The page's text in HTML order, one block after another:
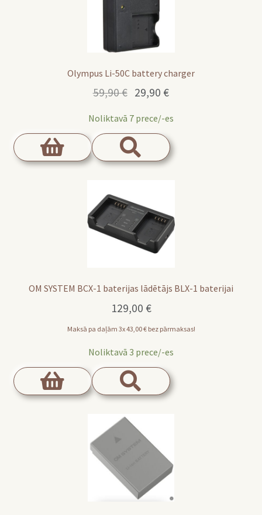
Olympus Li-50C battery charger
59,90€ Original
was:
59,90 €.
29,90 €Current
is:
Noliktavā 7 prece/-es
OM SYSTEM BCX-1 baterijas lādētājs BLX-1 baterijai
129,00 €
Maksā pa daļām 3x43,00€bez pārmaksas!
Noliktavā 3 prece/-es